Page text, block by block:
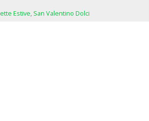
Estive, San Valentino Dolci